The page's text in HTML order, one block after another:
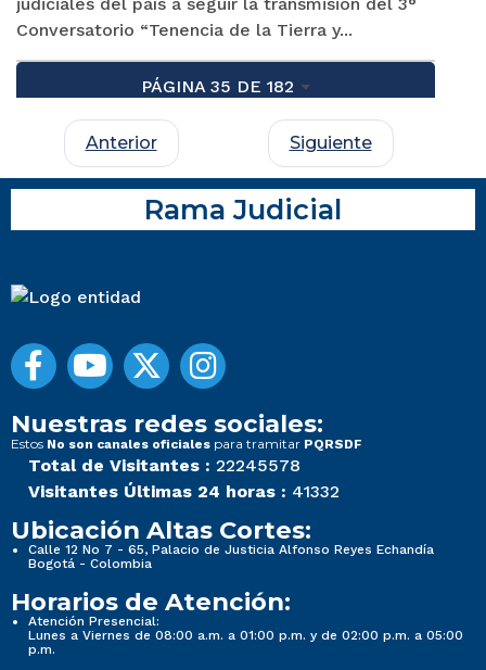
Conversatorio “Tenencia de la Tierra y...
PÁGINA 35 DE 182
Anterior Siguiente
Rama Judicial
Nuestras redes sociales:
Estos No son canales oficiales para tramitar PQRSDF
Total de Visitantes : 22245578
Visitantes Últimas 24 horas : 41332
Ubicación Altas Cortes:
Calle 12 No 7 - 65, Palacio de Justicia Alfonso Reyes Echandía
Bogotá - Colombia
Horarios de Atención:
Atención Presencial:
Lunes a Viernes de 08:00 a.m. a 01:00 p.m. y de 02:00 p.m. a 05:00
p.m.